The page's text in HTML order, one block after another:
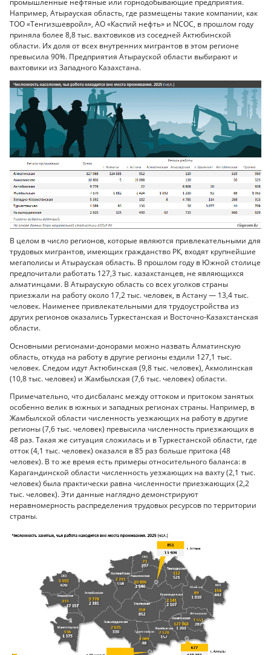
промышленные нефтяные или горнодобывающие предприятия.
Например, Атырауская область, где размещены такие компании, как
ТОО «Тенгизшевройл», АО «Каспий нефть» и NCOC, в прошлом году
приняла более 8,8 тыс. вахтовиков из соседней Актюбинской
области. Их доля от всех внутренних мигрантов в этом регионе
превысила 90%. Предприятия Атырауской области выбирают и
вахтовики из Западного Казахстана.
В целом в число регионов, которые являются привлекательными для
трудовых мигрантов, имеющих гражданство РК, входят крупнейшие
мегаполисы и Атырауская область. В прошлом году в Южной столице
предпочитали работать 127,3 тыс. казахстанцев, не являющихся
алматинцами. В Атыраускую область со всех уголков страны
приезжали на работу около 17,2 тыс. человек, в Астану — 13,4 тыс.
человек. Наименее привлекательными для трудоустройства из
других регионов оказались Туркестанская и Восточно-Казахстанская
области.
Основными регионами-донорами можно назвать Алматинскую
область, откуда на работу в другие регионы ездили 127,1 тыс.
человек. Следом идут Актюбинская (9,8 тыс. человек), Акмолинская
(10,8 тыс. человек) и Жамбылская (7,6 тыс. человек) области.
Примечательно, что дисбаланс между оттоком и притоком занятых
особенно велик в южных и западных регионах страны. Например, в
Жамбылской области численность уезжающих на работу в другие
регионы (7,6 тыс. человек) превысила численность приезжающих в
48 раз. Такая же ситуация сложилась и в Туркестанской области, где
отток (4,1 тыс. человек) оказался в 85 раз больше притока (48
человек). В то же время есть примеры относительного баланса: в
Карагандинской области численность уезжающих на вахту (2,1 тыс.
человек) была практически равна численности приезжающих (2,2
тыс. человек). Эти данные наглядно демонстрируют
неравномерность распределения трудовых ресурсов по территории
страны.